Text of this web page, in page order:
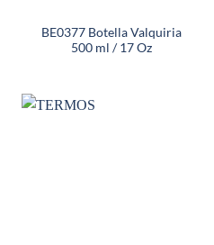
BE0377 Botella Valquiria
500 ml / 17 Oz